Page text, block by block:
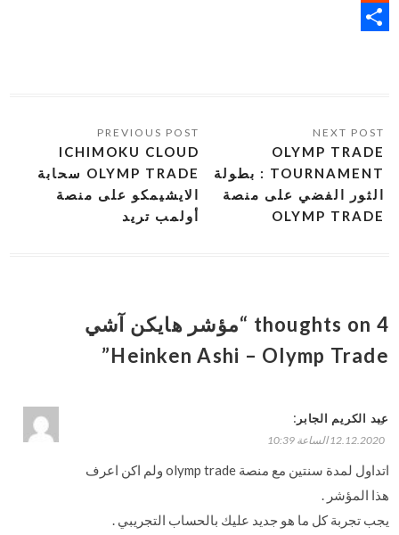
Reddit
ICHIMOKU CLOUD
OLYMP TRADE سحابة
الايشيمكو على منصة
أولمب تريد
OLYMP TRADE
TOURNAMENT : بطولة
الثور الفضي على منصة
OLYMP TRADE
4 thoughts on “مؤشر هايكن آشي
Heinken Ashi – Olymp Trade”
عبد الكريم الجابر :
12.12.2020 الساعة 10:39
اتداول لمدة سنتين مع منصة olymp trade ولم اكن اعرف
هذا المؤشر .
يجب تجربة كل ما هو جديد عليك بالحساب التجريبي .
رد